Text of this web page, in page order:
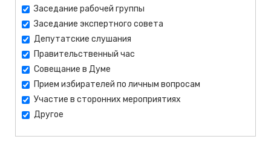
Заседание рабочей группы
Заседание экспертного совета
Депутатские слушания
Правительственный час
Совещание в Думе
Прием избирателей по личным вопросам
Участие в сторонних мероприятиях
Другое